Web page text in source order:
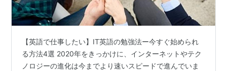
【英語で仕事したい】IT英語の勉強法ー今すぐ始められ
る方法4選 2020年をきっかけに、インターネットやテク
ノロジーの進化は今までより速いスピードで進んでいま